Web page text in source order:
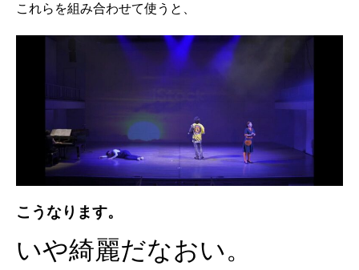
これらを組み合わせて使うと、
こうなります。
いや綺麗だなおい。